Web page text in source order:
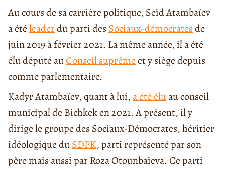
Au cours de sa carrière politique, Seïd Atambaïev
a étéleaderdu parti des Sociaux-démocratesde
juin 2019 à février 2021. La même année, il a été
élu député auConseil suprêmeet y siège depuis
comme parlementaire.
Kadyr Atambaïev, quant à lui,a été éluau conseil
municipal de Bichkek en 2021. A présent, il y
dirige le groupe des Sociaux-Démocrates, héritier
idéologique duSDPK, parti représenté par son
père mais aussi par Roza Otounbaïeva. Ce parti